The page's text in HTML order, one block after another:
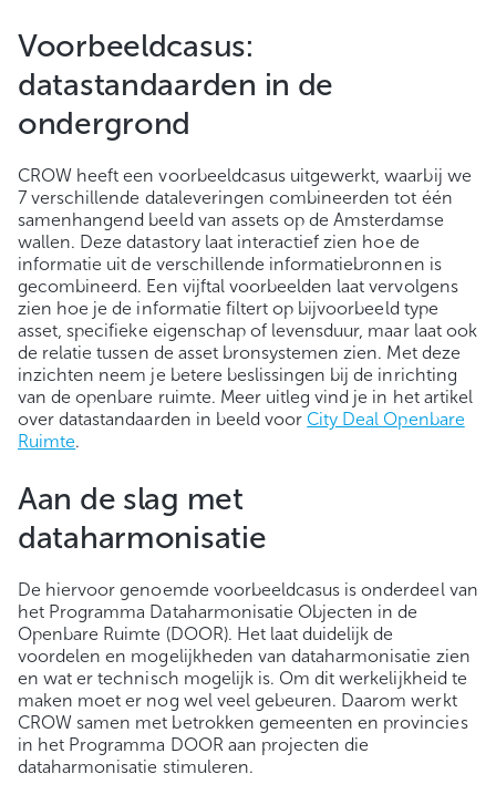
Voorbeeldcasus:
datastandaarden in de
ondergrond
CROW heeft een voorbeeldcasus uitgewerkt, waarbij we
7 verschillende dataleveringen combineerden tot één
samenhangend beeld van assets op de Amsterdamse
wallen. Deze datastory laat interactief zien hoe de
informatie uit de verschillende informatiebronnen is
gecombineerd. Een vijftal voorbeelden laat vervolgens
zien hoe je de informatie filtert op bijvoorbeeld type
asset, specifieke eigenschap of levensduur, maar laat ook
de relatie tussen de asset bronsystemen zien. Met deze
inzichten neem je betere beslissingen bij de inrichting
van de openbare ruimte. Meer uitleg vind je in het artikel
over datastandaarden in beeld voor City Deal Openbare
Ruimte.
Aan de slag met
dataharmonisatie
De hiervoor genoemde voorbeeldcasus is onderdeel van
het Programma Dataharmonisatie Objecten in de
Openbare Ruimte (DOOR). Het laat duidelijk de
voordelen en mogelijkheden van dataharmonisatie zien
en wat er technisch mogelijk is. Om dit werkelijkheid te
maken moet er nog wel veel gebeuren. Daarom werkt
CROW samen met betrokken gemeenten en provincies
in het Programma DOOR aan projecten die
dataharmonisatie stimuleren.